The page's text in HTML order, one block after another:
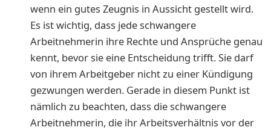
wenn ein gutes Zeugnis in Aussicht gestellt wird.
Es ist wichtig, dass jede schwangere
Arbeitnehmerin ihre Rechte und Ansprüche genau
kennt, bevor sie eine Entscheidung trifft. Sie darf
von ihrem Arbeitgeber nicht zu einer Kündigung
gezwungen werden. Gerade in diesem Punkt ist
nämlich zu beachten, dass die schwangere
Arbeitnehmerin, die ihr Arbeitsverhältnis vor der